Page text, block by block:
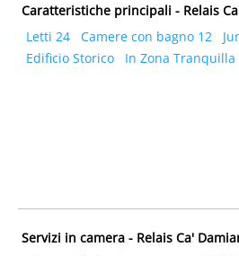
Caratteristiche principali - Relais
Letti 24
Camere con bagno 12
Edificio Storico
In Zona Tranquilla
Servizi in camera - Relais Ca'